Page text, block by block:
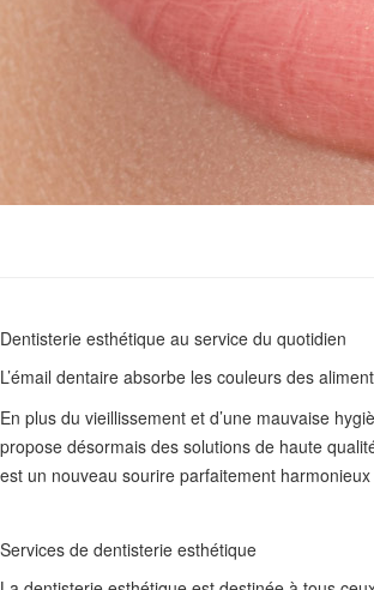
Dentisterie esthétique au service du quotidien
L’émail dentaire absorbe les couleurs des
En plus du vieillissement et d’une mauvaise
propose désormais des solutions de haute
est un nouveau sourire parfaitement
Services de dentisterie esthétique